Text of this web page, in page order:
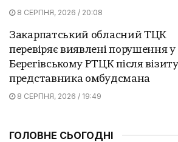
8 СЕРПНЯ, 2026 / 20:08
Закарпатський обласний ТЦК
перевіряє виявлені порушення у
Берегівському РТЦК після візиту
представника омбудсмана
8 СЕРПНЯ, 2026 / 19:49
ГОЛОВНЕ СЬОГОДНІ